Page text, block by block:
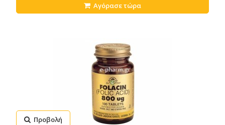
Αγόρασε τώρα
Προβολή